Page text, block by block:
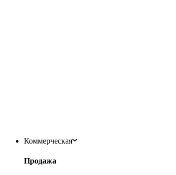
Коммерческая
Продажа